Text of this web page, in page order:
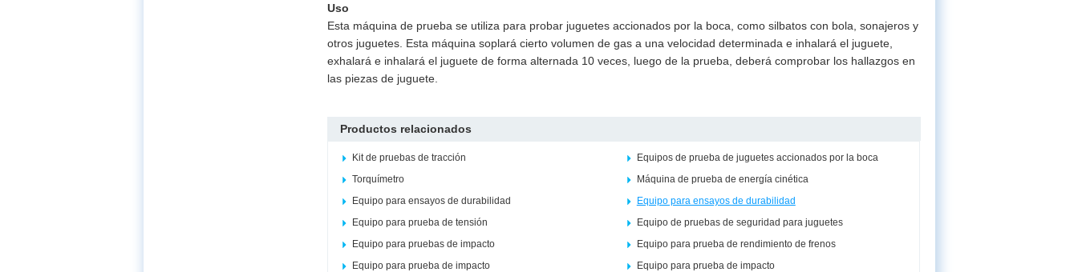
Uso
Esta máquina de prueba se utiliza para probar juguetes accionados por la boca, como silbatos con bola, sonajeros y
otros juguetes. Esta máquina soplará cierto volumen de gas a una velocidad determinada e inhalará el juguete,
exhalará e inhalará el juguete de forma alternada 10 veces, luego de la prueba, deberá comprobar los hallazgos en
las piezas de juguete.
Productos relacionados
Kit de pruebas de tracción
Equipos de prueba de juguetes accionados por la boca
Torquímetro
Máquina de prueba de energía cinética
Equipo para ensayos de durabilidad
Equipo para ensayos de durabilidad
Equipo para prueba de tensión
Equipo de pruebas de seguridad para juguetes
Equipo para pruebas de impacto
Equipo para prueba de rendimiento de frenos
Equipo para prueba de impacto
Equipo para prueba de impacto